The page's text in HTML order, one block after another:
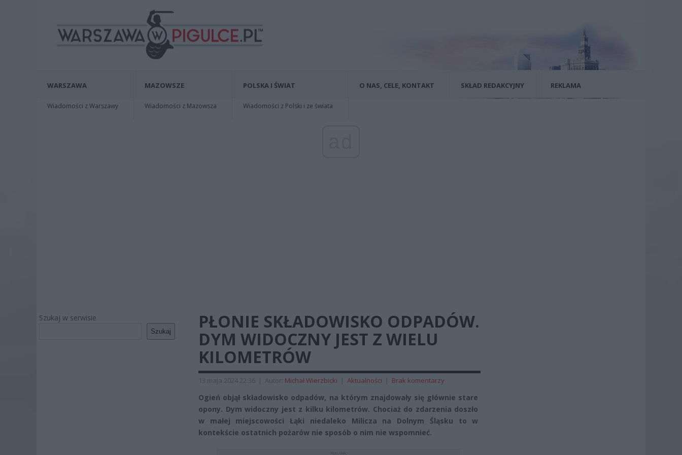
WARSZAWA
Wiadomości z Warszawy
MAZOWSZE
Wiadomości z Mazowsza
POLSKA I ŚWIAT
Wiadomości z Polski i ze świata
O NAS, CELE, KONTAKT SKŁAD REDAKCYJNY REKLAMA
Szukaj w serwisie
Szukaj
PŁONIE SKŁADOWISKO ODPADÓW.
DYM WIDOCZNY JEST Z WIELU
KILOMETRÓW
13 maja 2024 22:36 | Autor: Michał Wierzbicki | Aktualności | Brak komentarzy
Ogień objął składowisko odpadów, na którym znajdowały się głównie stare
opony. Dym widoczny jest z kilku kilometrów. Chociaż do zdarzenia doszło
w małej miejscowości Łąki niedaleko Milicza na Dolnym Śląsku to w
kontekście ostatnich pożarów nie sposób o nim nie wspomnieć.